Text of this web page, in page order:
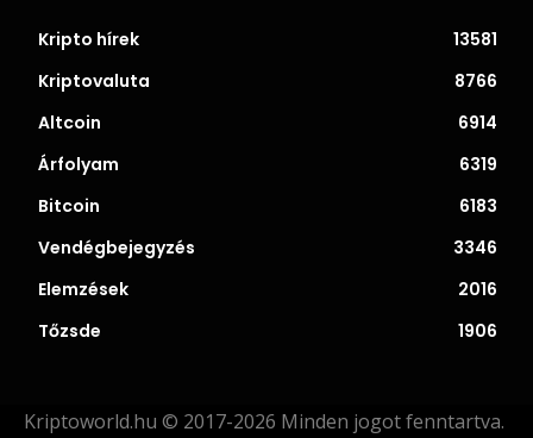
Kripto hírek
13581
Kriptovaluta
8766
Altcoin
6914
Árfolyam
6319
Bitcoin
6183
Vendégbejegyzés
3346
Elemzések
2016
Tőzsde
1906
Kriptoworld.hu © 2017-2026 Minden jogot fenntartva.